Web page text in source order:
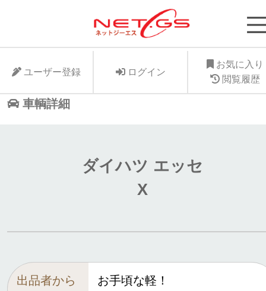
ネット・ジーエス株式会社が運営する中古車個人
支援サービスNet-GSのサイト。より安く中古車
に入れたい、より高くお手元の愛車を手放したい
ット・ジーエス株式会社はお客様が驚きの価格で
車個人売買が出来る支援に全力で取り組みます。
ユーザー登録 ログイン
お気に入り
閲覧履歴
車輌詳細
ダイハツ エッセ
X
出品者から
お手頃な軽！